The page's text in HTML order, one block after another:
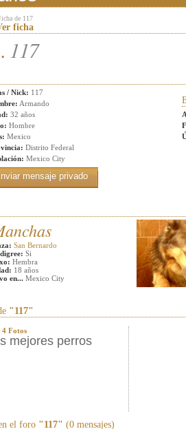
de 117
ficha
117
/ Nick: 117
Armando
32 años
Hombre
Mexico
Distrito Federal
Mexico City
San Bernardo
Si
Hembra
18 años
en... Mexico City
"117"
4 Fotos
mejores perros
el foro "117" (0 mensajes)